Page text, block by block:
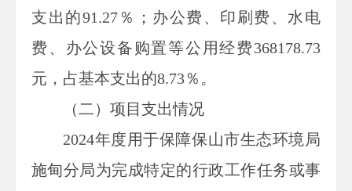
支出的91.27％；办公费、印刷费、水电
费、办公设备购置等公用经费368178.73
元，占基本支出的8.73％。
（二）项目支出情况
2024年度用于保障保山市生态环境局
施甸分局为完成特定的行政工作任务或事